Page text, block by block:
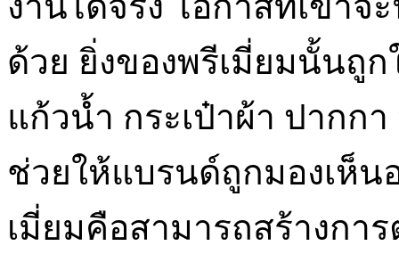
ด้วย ยิ่งของพรีเมี่ยมนั้นถู
แก้วน้ำ กระเป๋าผ้า ปากก
ช่วยให้แบรนด์ถูกมองเห็น
เมี่ยมคือสามารถสร้างกา